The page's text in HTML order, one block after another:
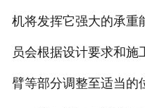
机将发挥它强大的承重
员会根据设计要求和施
臂等部分调整至适当的